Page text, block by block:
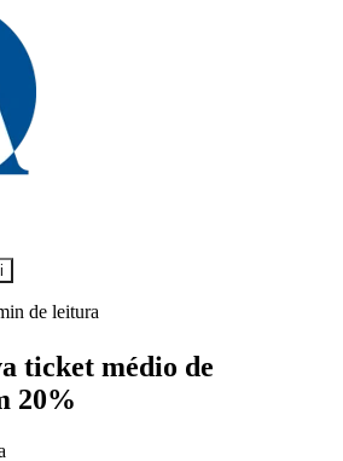
de leitura
ticket médio de
20%